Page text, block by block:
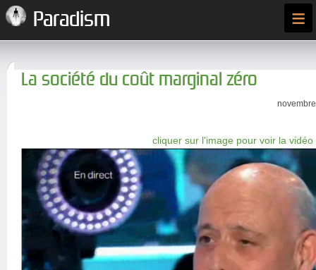
Paradism ≡
La société du coût marginal zéro
cliquer sur l'image pour voir la vidéo